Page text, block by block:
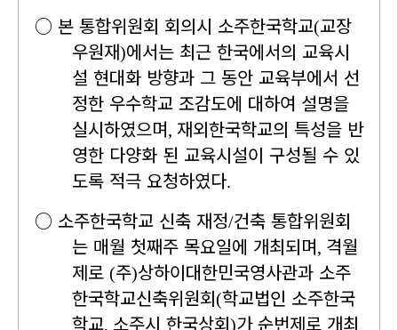
○ 본 통합위원회 회의시 소주한국학교(교장
우원재)에서는 최근 한국에서의 교육시
설 현대화 방향과 그 동안 교육부에서 선
정한 우수학교 조감도에 대하여 설명을
실시하였으며, 재외한국학교의 특성을 반
영한 다양화 된 교육시설이 구성될 수 있
도록 적극 요청하였다.
○ 소주한국학교 신축 재정/건축 통합위원회
는 매월 첫째주 목요일에 개최되며, 격월
제로 (주)상하이대한민국영사관과 소주
한국학교신축위원회(학교법인 소주한국
학교, 소주시 한국상회)가 순번제로 개최